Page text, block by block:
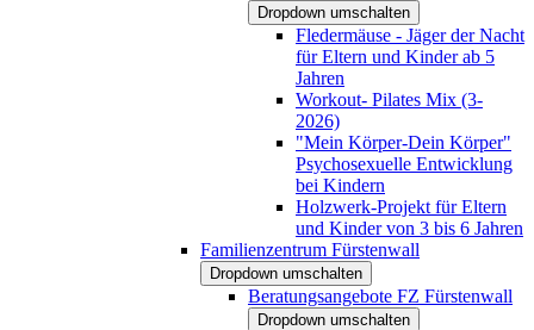
Dropdown umschalten
Fledermäuse - Jäger der Nacht
für Eltern und Kinder ab 5
Jahren
Workout- Pilates Mix (3-
2026)
"Mein Körper-Dein Körper"
Psychosexuelle Entwicklung
bei Kindern
Holzwerk-Projekt für Eltern
und Kinder von 3 bis 6 Jahren
Familienzentrum Fürstenwall
Dropdown umschalten
Beratungsangebote FZ Fürstenwall
Dropdown umschalten